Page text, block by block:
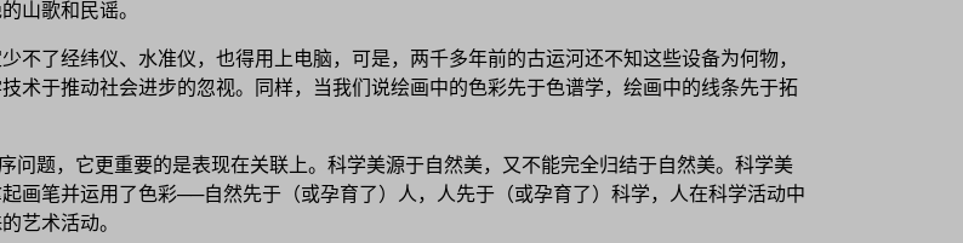
山歌和民谣。
不了经纬仪、水准仪，也得用上电脑，可是，两千多年前的古运河还不知这些设备为何物，
术于推动社会进步的忽视。同样，当我们说绘画中的色彩先于色谱学，绘画中的线条先于拓
问题，它更重要的是表现在关联上。科学美源于自然美，又不能完全归结于自然美。科学美
画笔并运用了色彩──自然先于（或孕育了）人，人先于（或孕育了）科学，人在科学活动中
艺术活动。